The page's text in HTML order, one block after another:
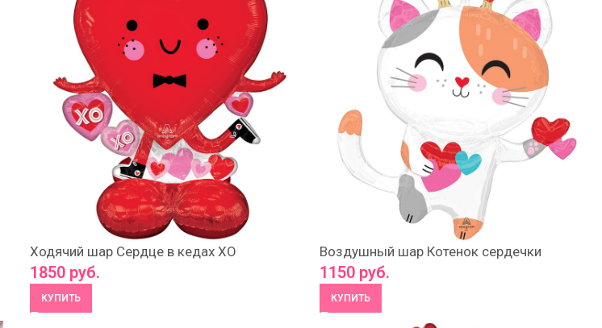
Ходячий шар Сердце в кедах XO
1850руб.
КУПИТЬ
Воздушный шар Котенок сердечки
1150 руб.
КУПИТЬ